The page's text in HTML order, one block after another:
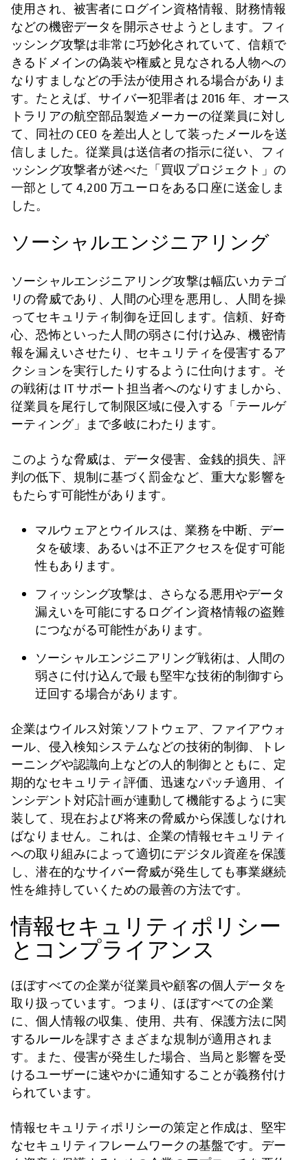
使用され、被害者にログイン資格情報、財務情報
などの機密データを開示させようとします。フィ
ッシング攻撃は非常に巧妙化されていて、信頼で
きるドメインの偽装や権威と見なされる人物への
なりすましなどの手法が使用される場合がありま
す。たとえば、サイバー犯罪者は 2016 年、オース
トラリアの航空部品製造メーカーの従業員に対し
て、同社の CEO を差出人として装ったメールを送
信しました。従業員は送信者の指示に従い、フィ
ッシング攻撃者が述べた「買収プロジェクト」の
一部として 4,200 万ユーロをある口座に送金しま
した。
ソーシャルエンジニアリング
ソーシャルエンジニアリング攻撃は幅広いカテゴ
リの脅威であり、人間の心理を悪用し、人間を操
ってセキュリティ制御を迂回します。信頼、好奇
心、恐怖といった人間の弱さに付け込み、機密情
報を漏えいさせたり、セキュリティを侵害するア
クションを実行したりするように仕向けます。そ
の戦術は IT サポート担当者へのなりすましから、
従業員を尾行して制限区域に侵入する「テールゲ
ーティング」まで多岐にわたります。
このような脅威は、データ侵害、金銭的損失、評
判の低下、規制に基づく罰金など、重大な影響を
もたらす可能性があります。
マルウェアとウイルスは、業務を中断、デー
タを破壊、あるいは不正アクセスを促す可能
性もあります。
フィッシング攻撃は、さらなる悪用やデータ
漏えいを可能にするログイン資格情報の盗難
につながる可能性があります。
ソーシャルエンジニアリング戦術は、人間の
弱さに付け込んで最も堅牢な技術的制御すら
迂回する場合があります。
企業はウイルス対策ソフトウェア、ファイアウォ
ール、侵入検知システムなどの技術的制御、トレ
ーニングや認識向上などの人的制御とともに、定
期的なセキュリティ評価、迅速なパッチ適用、イ
ンシデント対応計画が連動して機能するように実
装して、現在および将来の脅威から保護しなけれ
ばなりません。これは、企業の情報セキュリティ
への取り組みによって適切にデジタル資産を保護
し、潜在的なサイバー脅威が発生しても事業継続
性を維持していくための最善の方法です。
情報セキュリティポリシー
とコンプライアンス
ほぼすべての企業が従業員や顧客の個人データを
取り扱っています。つまり、ほぼすべての企業
に、個人情報の収集、使用、共有、保護方法に関
するルールを課すさまざまな規制が適用されま
す。また、侵害が発生した場合、当局と影響を受
けるユーザーに速やかに通知することが義務付け
られています。
情報セキュリティポリシーの策定と作成は、堅牢
なセキュリティフレームワークの基盤です。デー